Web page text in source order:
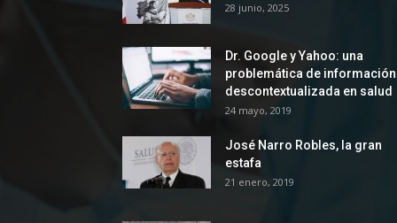
28 junio, 2025
Dr. Google y Yahoo: una
problemática de información
descontextualizada en salud
24 mayo, 2019
José Narro Robles, la gran
estafa
21 enero, 2019